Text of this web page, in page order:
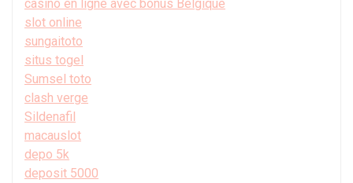
casino en ligne avec bonus Belgique
slot online
sungaitoto
situs togel
Sumsel toto
clash verge
Sildenafil
macauslot
depo 5k
deposit 5000